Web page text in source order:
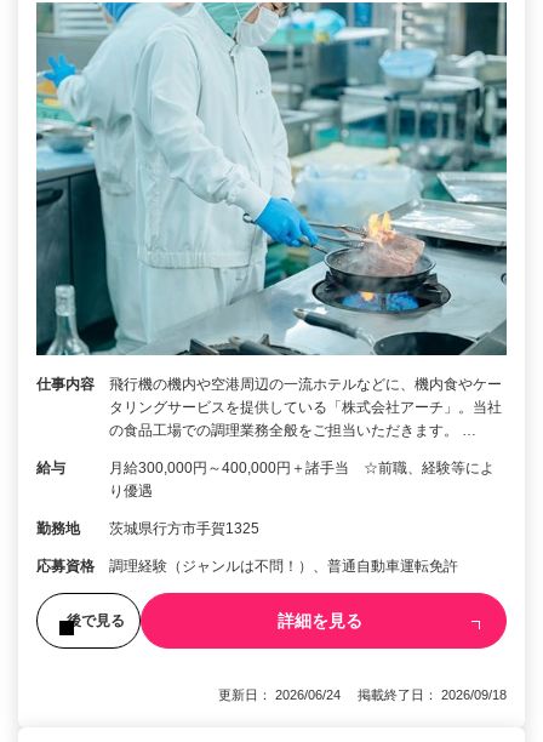
仕事内容
飛行機の機内や空港周辺の一流ホテルなどに、機内食やケー
タリングサービスを提供している「株式会社アーチ」。当社
の食品工場での調理業務全般をご担当いただきます。 …
給与
月給300,000円～400,000円＋諸手当 ☆前職、経験等によ
り優遇
勤務地 茨城県行方市手賀1325
応募資格 調理経験（ジャンルは不問！）、普通自動車運転免許
後で見る 詳細を見る
更新日： 2026/06/24 掲載終了日： 2026/09/18